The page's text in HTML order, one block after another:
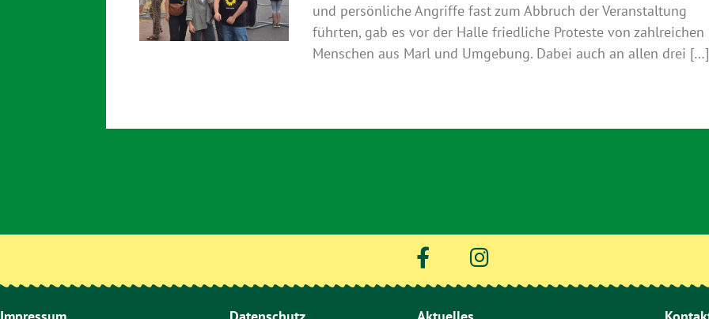
und persönliche Angriffe fast zum Abbruch der Veranstaltung
führten, gab es vor der Halle friedliche Proteste von zahlreichen
Menschen aus Marl und Umgebung. Dabei auch an allen drei […]